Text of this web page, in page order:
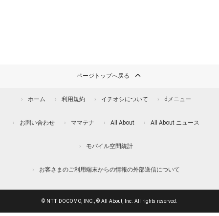
ページトップへ戻る
ホーム 利用規約 イチオシについて dメニュー
お問い合わせ ママテナ All About All About ニュース
モバイル空間統計
お客さまのご利用端末からの情報の外部送信について
© NTT DOCOMO, INC., © All About, Inc. All rights reserved.